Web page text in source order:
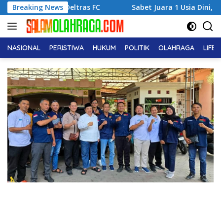
Langsung
ke
konten
Breaking News
Deltras FC Sabet Juara 1 Usia Dini, Adena Zahra
NASIONAL PERISTIWA HUKUM POLITIK OLAHRAGA